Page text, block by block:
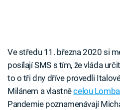
Ve středu 11. března 2020 si
posílají SMS s tím, že vláda
to o tři dny dříve provedli
Milánem a vlastněcelou
Pandemie poznamenávají